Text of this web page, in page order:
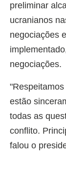
preliminar
ucranianos
negociações
negociações.
estão
todas as
conflito.
falou o